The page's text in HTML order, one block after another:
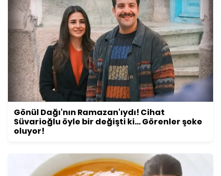
Gönül Dağı'nın Ramazan'ıydı! Cihat
Süvarioğlu öyle bir değişti ki... Görenler şoke
oluyor!